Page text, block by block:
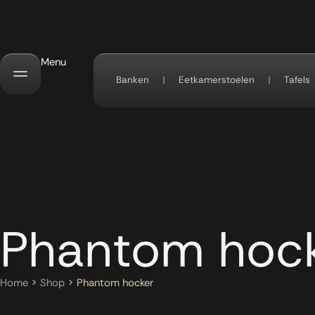
Menu
Banken Eetkamerstoelen Tafels
Phantom
Home > Shop > Phantom hocker